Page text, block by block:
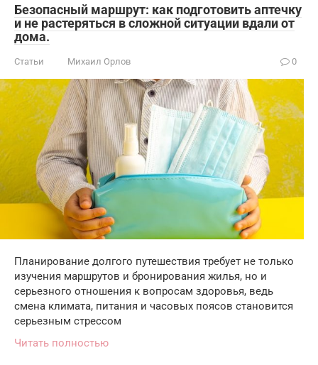
Безопасный маршрут: как подготовить аптечку
и не растеряться в сложной ситуации вдали от
дома.
Статьи Михаил Орлов 0
Планирование долгого путешествия требует не только
изучения маршрутов и бронирования жилья, но и
серьезного отношения к вопросам здоровья, ведь
смена климата, питания и часовых поясов становится
серьезным стрессом
Читать полностью